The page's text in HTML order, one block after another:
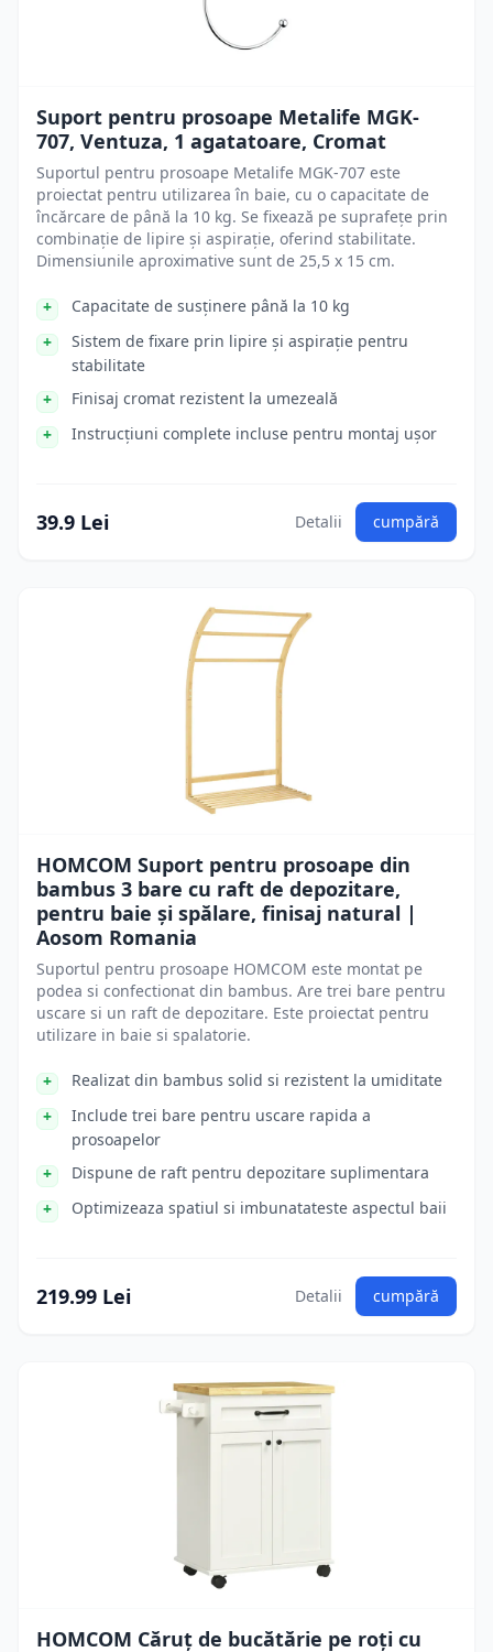
Suport pentru prosoape Metalife MGK-
707, Ventuza, 1 agatatoare, Cromat
Suportul pentru prosoape Metalife MGK-707 este
proiectat pentru utilizarea în baie, cu o capacitate de
încărcare de până la 10 kg. Se fixează pe suprafețe prin
combinație de lipire și aspirație, oferind stabilitate.
Dimensiunile aproximative sunt de 25,5 x 15 cm.
Capacitate de susținere până la 10 kg
Sistem de fixare prin lipire și aspirație pentru
stabilitate
Finisaj cromat rezistent la umezeală
Instrucțiuni complete incluse pentru montaj ușor
39.9 Lei Detalii cumpără
HOMCOM Suport pentru prosoape din
bambus 3 bare cu raft de depozitare,
pentru baie și spălare, finisaj natural |
Aosom Romania
Suportul pentru prosoape HOMCOM este montat pe
podea si confectionat din bambus. Are trei bare pentru
uscare si un raft de depozitare. Este proiectat pentru
utilizare in baie si spalatorie.
Realizat din bambus solid si rezistent la umiditate
Include trei bare pentru uscare rapida a
prosoapelor
Dispune de raft pentru depozitare suplimentara
Optimizeaza spatiul si imbunatateste aspectul baii
219.99 Lei Detalii cumpără
HOMCOM Căruț de bucătărie pe roți cu